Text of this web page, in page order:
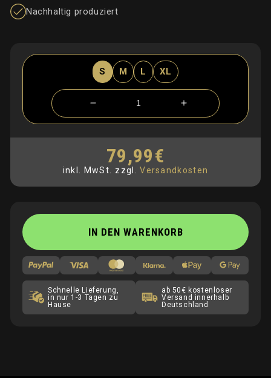
Nachhaltig produziert
S M L XL
Verringere
die
Hoodie
mit
BLC
Erhöhe
die
mit
BLC
Normaler
Preis
79,99€
inkl. MwSt. zzgl.Versandkosten
IN DEN WARENKORB
Schnelle Lieferung,
in nur 1-3 Tagen zu
Hause
ab 50€ kostenloser
Versand innerhalb
Deutschland